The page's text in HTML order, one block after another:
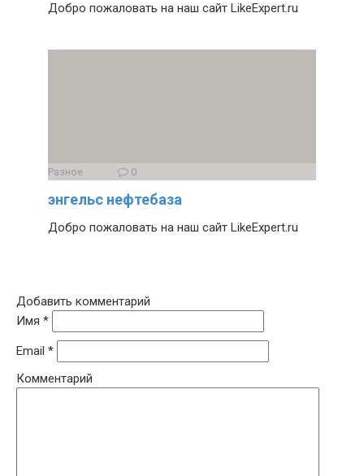
Добро пожаловать на наш сайт LikeExpert.ru
Разное 0
энгельс нефтебаза
Добро пожаловать на наш сайт LikeExpert.ru
Добавить комментарий
Имя *
Email *
Комментарий